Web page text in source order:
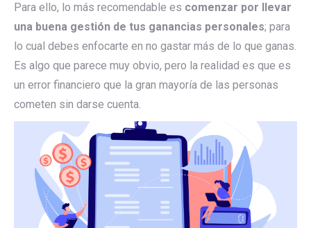
Para ello, lo más recomendable es comenzar por llevar
una buena gestión de tus ganancias personales; para
lo cual debes enfocarte en no gastar más de lo que ganas.
Es algo que parece muy obvio, pero la realidad es que es
un error financiero que la gran mayoría de las personas
cometen sin darse cuenta.